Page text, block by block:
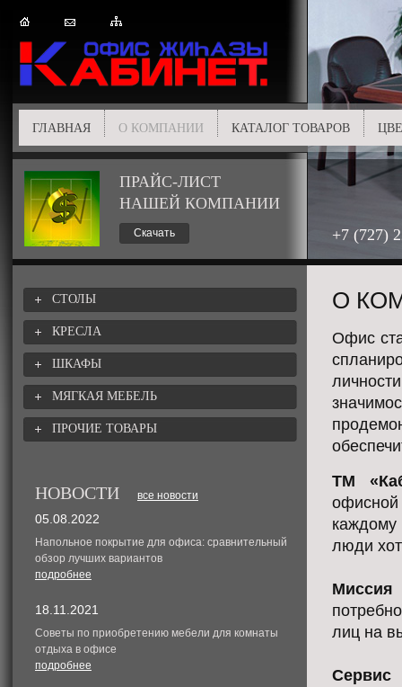
ГЛАВНАЯ О КОМПАНИИ КАТАЛОГ ТОВАРОВ
ПРАЙС-ЛИСТ
НАШЕЙ КОМПАНИИ
Скачать +7 (727)
О
Офис
ТМ
люди
Миссия
лиц на
СТОЛЫ
КРЕСЛА
ШКАФЫ
МЯГКАЯ МЕБЕЛЬ
ПРОЧИЕ ТОВАРЫ
НОВОСТИ все новости
05.08.2022
Напольное покрытие для офиса: сравнительный
обзор лучших вариантов
подробнее
18.11.2021
Советы по приобретению мебели для комнаты
отдыха в офисе
подробнее